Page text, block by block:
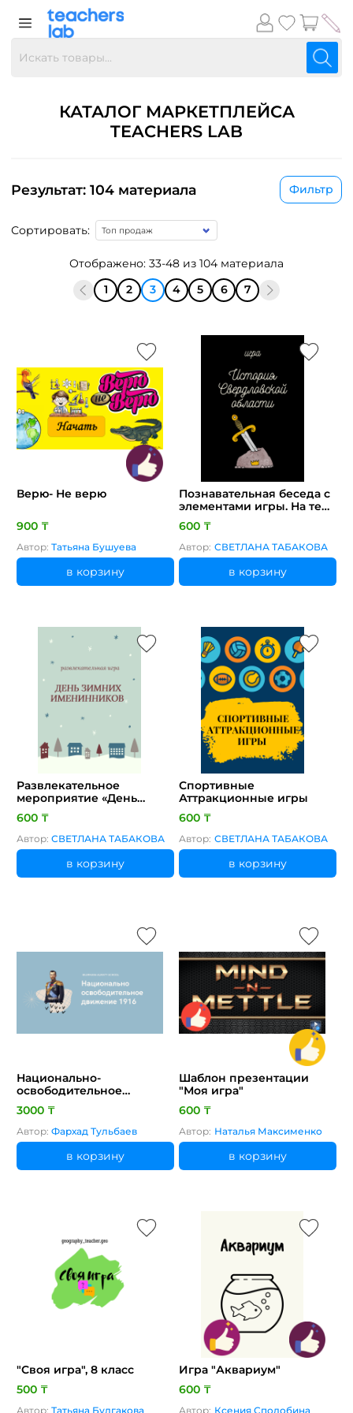
КАТАЛОГ МАРКЕТПЛЕЙСА
TEACHERS LAB
Результат: 104 материала Фильтр
Сортировать:
Отображено: 33-48 из 104 материала
1
2 3 4 5 6 7
Верю- Не верю
900 ₸
Автор: Татьяна Бушуева
в корзину
Познавательная беседа с
элементами игры. На тему
«История Свердловской
области»
600 ₸
Автор: СВЕТЛАНА ТАБАКОВА
в корзину
Развлекательное
мероприятие «День
зимних именинников»
600 ₸
Автор: СВЕТЛАНА ТАБАКОВА
в корзину
Спортивные
Аттракционные игры
600 ₸
Автор: СВЕТЛАНА ТАБАКОВА
в корзину
Национально-
освободительное
движение 1916г. с
помощью сервиса
Nearpod
3000 ₸
Автор: Фархад Тульбаев
в корзину
Шаблон презентации
"Моя игра"
600 ₸
Автор: Наталья Максименко
в корзину
"Своя игра", 8 класс
500 ₸
Автор: Татьяна Булгакова
Игра "Аквариум"
600 ₸
Автор: Ксения Сподобина